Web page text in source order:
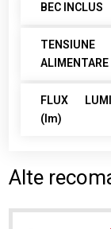
BEC INCLUS
ALIMENTARE
FLUX
(lm)
Alte